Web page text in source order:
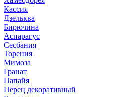
Кассия
Дзельква
Бирючина
Аспарагус
Сесбания
Торения
Мимоза
Гранат
Папайя
Перец декоративный